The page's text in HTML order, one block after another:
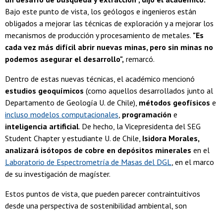
Bajo este punto de vista, los geólogos e ingenieros están
obligados a mejorar las técnicas de exploración y a mejorar los
mecanismos de producción y procesamiento de metales. "Es
cada vez más difícil abrir nuevas minas, pero sin minas no
podemos asegurar el desarrollo", remarcó.
Dentro de estas nuevas técnicas, el académico mencionó
estudios geoquímicos (como aquellos desarrollados junto al
Departamento de Geología U. de Chile), métodos geofísicos e
incluso modelos computacionales, programación e
inteligencia artificial. De hecho, la Vicepresidenta del SEG
Student Chapter y estudiante U. de Chile, Isidora Morales,
analizará isótopos de cobre en depósitos minerales en el
Laboratorio de Espectrometría de Masas del DGL, en el marco
de su investigación de magíster.
Estos puntos de vista, que pueden parecer contraintuitivos
desde una perspectiva de sostenibilidad ambiental, son